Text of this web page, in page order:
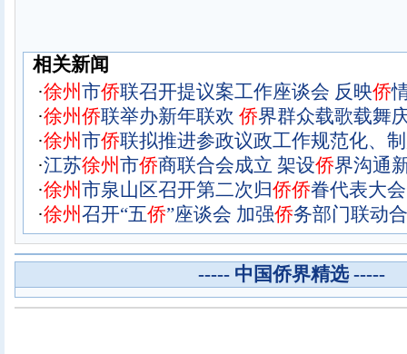
相关新闻
·徐州市侨联召开提议案工作座谈会 反映侨
·徐州侨联举办新年联欢 侨界群众载歌载舞
·徐州市侨联拟推进参政议政工作规范化、
·江苏徐州市侨商联合会成立 架设侨界沟通
·徐州市泉山区召开第二次归侨侨眷代表大会
·徐州召开“五侨”座谈会 加强侨务部门联动
----- 中国侨界精选 -----